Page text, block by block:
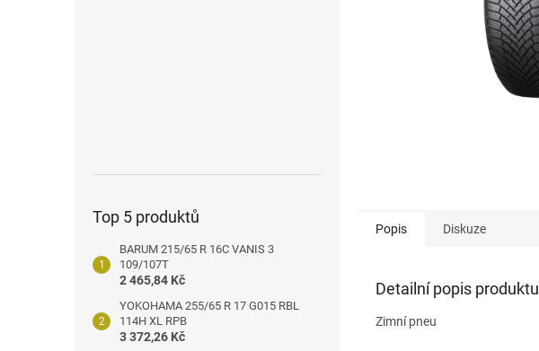
Top 5 produktů
BARUM 215/65 R 16C VANIS 3
109/107T
2 465,84 Kč
YOKOHAMA 255/65 R 17 G015 RBL
114H XL RPB
3 372,26 Kč
Popis Diskuze
Detailní popis produktu
Zimní pneu